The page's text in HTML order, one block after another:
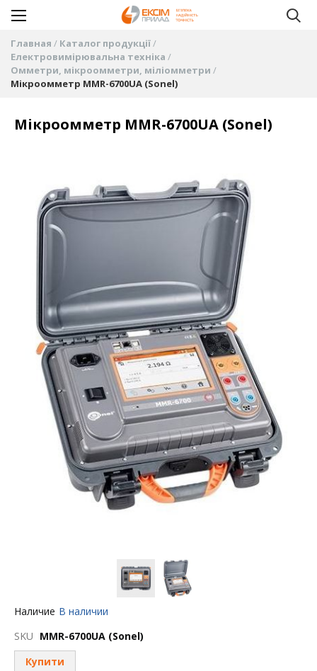
Главная
Каталог продукції
Електровимірювальна техніка
Омметри, мікроомметри, міліомметри
Мікроомметр MMR-6700UA (Sonel)
Мікроомметр MMR-6700UA (Sonel)
галереям
изображений
началу
изображений
Наличие В наличии
SKU MMR-6700UA (Sonel)
Купити